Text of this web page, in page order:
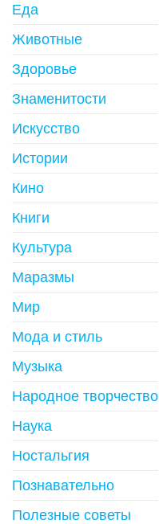
Еда
Животные
Здоровье
Знаменитости
Искусство
Истории
Кино
Книги
Культура
Маразмы
Мир
Мода и стиль
Музыка
Народное творчество
Наука
Ностальгия
Познавательно
Полезные советы